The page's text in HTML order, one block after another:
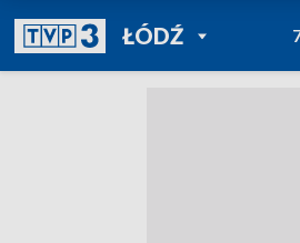
ŁÓDŹPOWRÓT DO
TVP REGIONY